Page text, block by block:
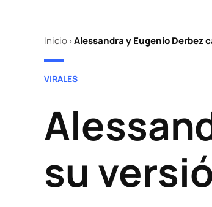
Inicio >Alessandra y Eugenio Derbez
POSTED
VIRALES
su